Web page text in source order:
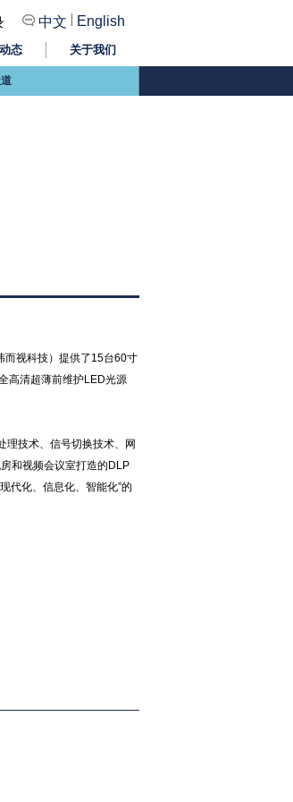
中文 | English
态 关于我们
而视科技）提供了15台60寸
高清超薄前维护LED光源
理技术、信号切换技术、网
和视频会议室打造的DLP
代化、信息化、智能化”的